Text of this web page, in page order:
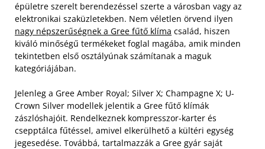
épületre szerelt berendezéssel szerte a városban vagy az
elektronikai szaküzletekben. Nem véletlen örvend ilyen
nagy népszerűségnek a Gree fűtő klíma család, hiszen
kiváló minőségű termékeket foglal magába, amik minden
tekintetben első osztályúnak számítanak a maguk
kategóriájában.
Jelenleg a Gree Amber Royal; Silver X; Champagne X; U-
Crown Silver modellek jelentik a Gree fűtő klímák
zászlóshajóit. Rendelkeznek kompresszor-karter és
csepptálca fűtéssel, amivel elkerülhető a kültéri egység
jegesedése. Továbbá, tartalmazzák a Gree gyár saját